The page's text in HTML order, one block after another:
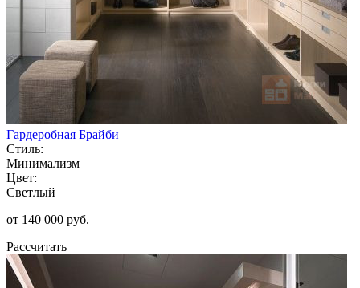
Гардеробная Брайби
Стиль:
Минимализм
Цвет:
Светлый
от 140 000 руб.
Рассчитать